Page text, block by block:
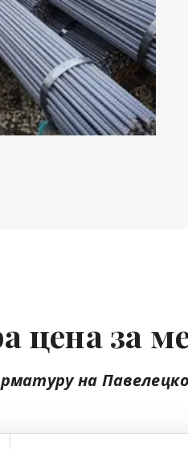
цена за
на